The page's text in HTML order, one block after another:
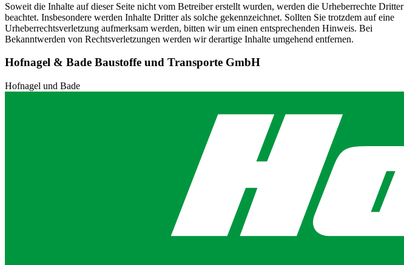
Soweit die Inhalte auf dieser Seite nicht vom Betreiber erstellt wurden, werden die Urheberrechte Dritter
beachtet. Insbesondere werden Inhalte Dritter als solche gekennzeichnet. Sollten Sie trotzdem auf eine
Urheberrechtsverletzung aufmerksam werden, bitten wir um einen entsprechenden Hinweis. Bei
Bekanntwerden von Rechtsverletzungen werden wir derartige Inhalte umgehend entfernen.
Hofnagel & Bade Baustoffe und Transporte GmbH
Hofnagel und Bade